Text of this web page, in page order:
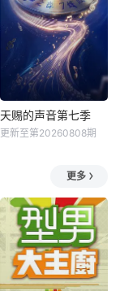
天赐的声音第七季
更新至第20260808期
更多